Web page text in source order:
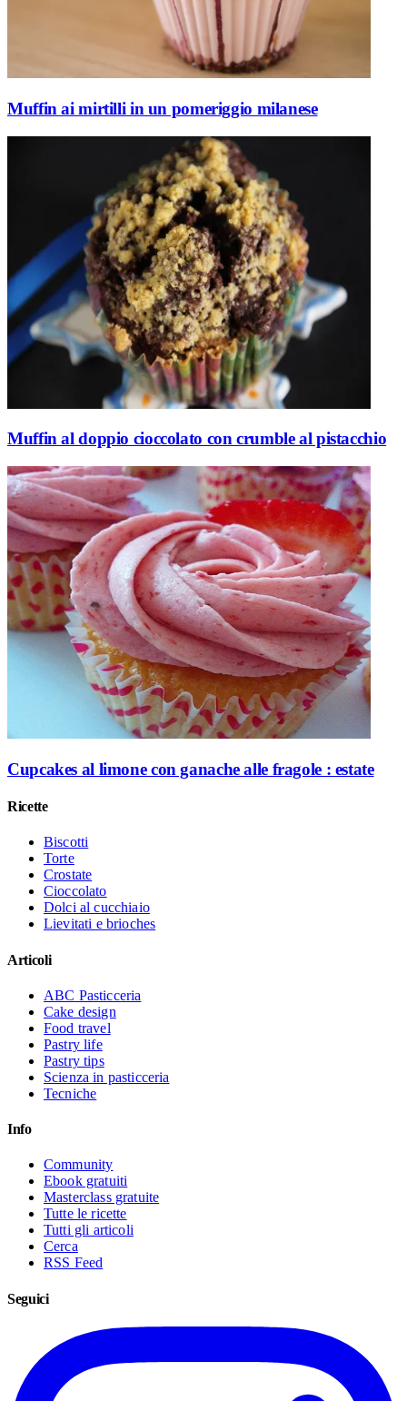
Muffin ai mirtilli in un pomeriggio milanese
Muffin al doppio cioccolato con crumble al pistacchio
Cupcakes al limone con ganache alle fragole : estate
Ricette
Biscotti
Torte
Crostate
Cioccolato
Dolci al cucchiaio
Lievitati e brioches
Articoli
ABC Pasticceria
Cake design
Food travel
Pastry life
Pastry tips
Scienza in pasticceria
Tecniche
Info
Community
Ebook gratuiti
Masterclass gratuite
Tutte le ricette
Tutti gli articoli
Cerca
RSS Feed
Seguici